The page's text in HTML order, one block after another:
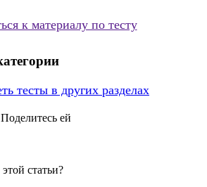
к материалу по тесту
тесты в других разделах
ей
статьи?